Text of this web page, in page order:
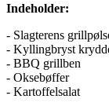
Indeholder:
- Slagterens
- Kyllingbryst
- BBQ grillben
- Oksebøffer
- Kartoffelsalat